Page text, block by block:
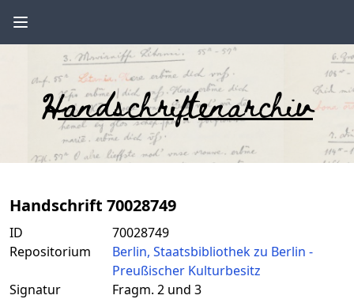
Handschriftenarchiv
Handschrift 70028749
ID
70028749
Repositorium
Berlin, Staatsbibliothek zu Berlin -
Preußischer Kulturbesitz
Signatur
Fragm. 2 und 3